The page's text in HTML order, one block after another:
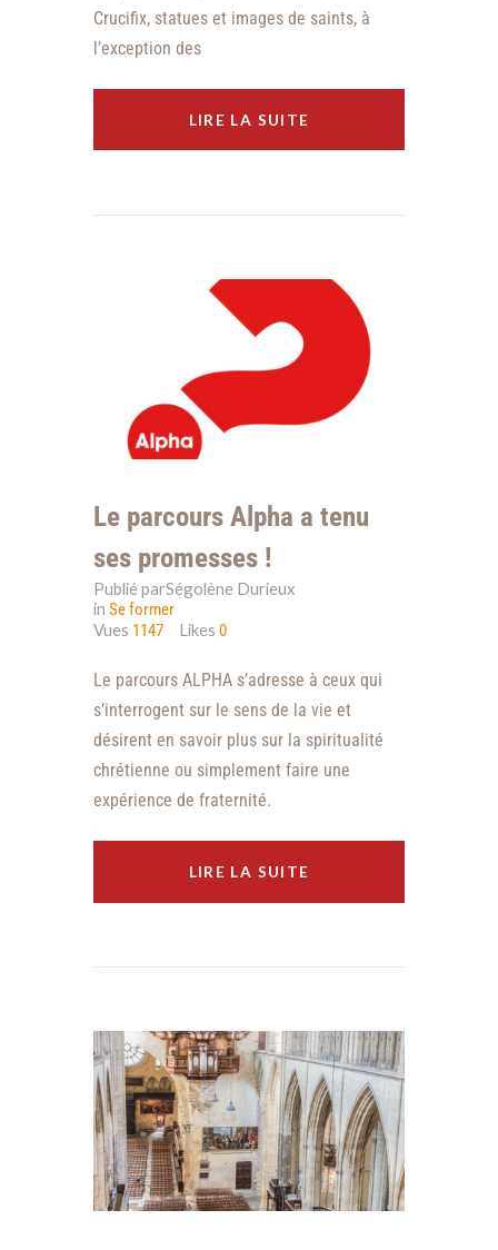
Crucifix, statues et images de saints, à
l’exception des
LIRE LA SUITE
Le parcours Alpha a tenu
ses promesses !
Publié parSégolène Durieux
in Se former
Vues 1147 Likes0
Le parcours ALPHA s’adresse à ceux qui
s’interrogent sur le sens de la vie et
désirent en savoir plus sur la spiritualité
chrétienne ou simplement faire une
expérience de fraternité.
LIRE LA SUITE